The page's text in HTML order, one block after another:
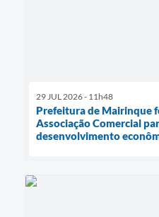
29 JUL 2026 - 11h48
Prefeitura de Mairinque
Associação Comercial
desenvolvimento